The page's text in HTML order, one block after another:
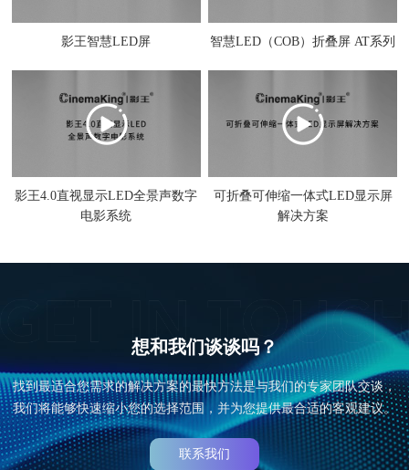
影王智慧LED屏 智慧LED（COB）折叠屏 AT系列
影王4.0直视显示LED全景声数字
电影系统
可折叠可伸缩一体式LED显示屏
解决方案
想和我们谈谈吗？
找到最适合您需求的解决方案的最快方法是与我们的专家团队交谈，
我们将能够快速缩小您的选择范围，并为您提供最合适的客观建议。
联系我们